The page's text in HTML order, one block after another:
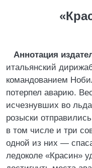
Аннотация
итальянский
командованием
потерпел аварию.
исчезнувших во
розыски
в том числе и три
одной из них —
ледоколе «Красин»